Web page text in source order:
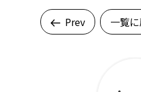
Prev 一覧